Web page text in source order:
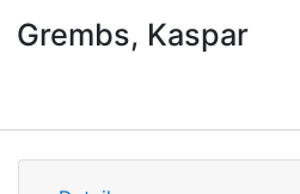
Grembs, Kaspar
Details